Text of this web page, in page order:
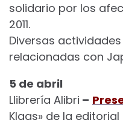
solidario por los
2011.
Diversas
relacionadas con
5 de abril
Llibrería Alibri –
Klaas» de la editorial